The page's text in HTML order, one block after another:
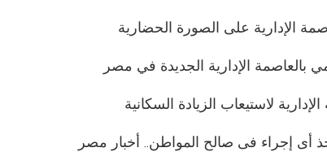
الإدارية على الصورة الحضارية
أى إجراء فى صالح المواطن.. أخبار مصر